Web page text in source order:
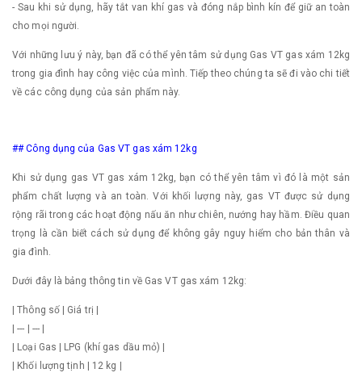
- Sau khi sử dụng, hãy tắt van khí gas và đóng nắp bình kín để giữ an toàn
cho mọi người.
Với những lưu ý này, bạn đã có thể yên tâm sử dụng Gas VT gas xám 12kg
trong gia đình hay công việc của mình. Tiếp theo chúng ta sẽ đi vào chi tiết
về các công dụng của sản phẩm này.
## Công dụng của Gas VT gas xám 12kg
Khi sử dụng gas VT gas xám 12kg, bạn có thể yên tâm vì đó là một sản
phẩm chất lượng và an toàn. Với khối lượng này, gas VT được sử dụng
rộng rãi trong các hoạt động nấu ăn như chiên, nướng hay hầm. Điều quan
trọng là cần biết cách sử dụng để không gây nguy hiểm cho bản thân và
gia đình.
Dưới đây là bảng thông tin về Gas VT gas xám 12kg:
| Thông số | Giá trị |
| --- | --- |
| Loại Gas | LPG (khí gas dầu mỏ) |
| Khối lượng tịnh | 12 kg |